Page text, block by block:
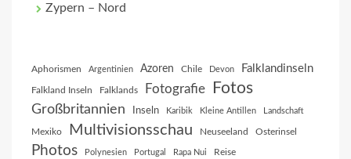
Zypern – Nord
Aphorismen Argentinien Azoren Chile Devon Falklandinseln
Falkland Inseln Falklands Fotografie Fotos
Großbritannien Inseln Karibik Kleine Antillen Landschaft
Mexiko Multivisionsschau Neuseeland Osterinsel
Photos Polynesien Portugal Rapa Nui Reise